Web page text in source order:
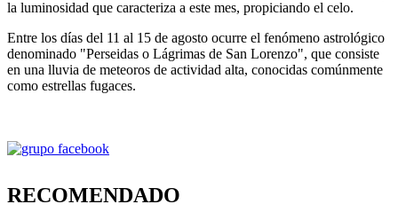
la luminosidad que caracteriza a este mes, propiciando el celo.
Entre los días del 11 al 15 de agosto ocurre el fenómeno astrológico
denominado "Perseidas o Lágrimas de San Lorenzo", que consiste
en una lluvia de meteoros de actividad alta, conocidas comúnmente
como estrellas fugaces.
RECOMENDADO